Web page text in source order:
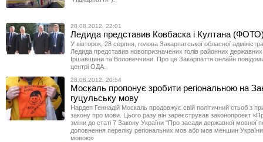
28.08.2012, 22:01
Ледида представив Ковбаска і Култана
У вівторок, 28 серпня, голова Закарпатської обласної
Ледида представив новопризначених голів районних державних
Іршавщини та Воловеччини. Про це Закарпаття онлайн
центрі ОДА.
28.08.2012, 20:54
Москаль пропонує зробити регіональною на
гуцульську мову
Нардеп Геннадій Москаль продовжує свій політичний стьоб з
закону про мови. Цього разу він зареєстрував законопроект
зміни до статі 7 Закону України "Про засади державної мовної
доповнення переліку регіональних мов або мов меншин
мовою»